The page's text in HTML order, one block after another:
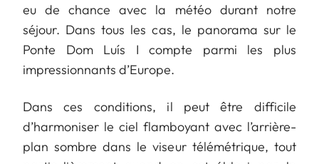
eu de chance avec la météo durant notre
séjour. Dans tous les cas, le panorama sur le
Ponte Dom Luís I compte parmi les plus
impressionnants d’Europe.
Dans ces conditions, il peut être difficile
d’harmoniser le ciel flamboyant avec l’arrière-
plan sombre dans le viseur télémétrique, tout